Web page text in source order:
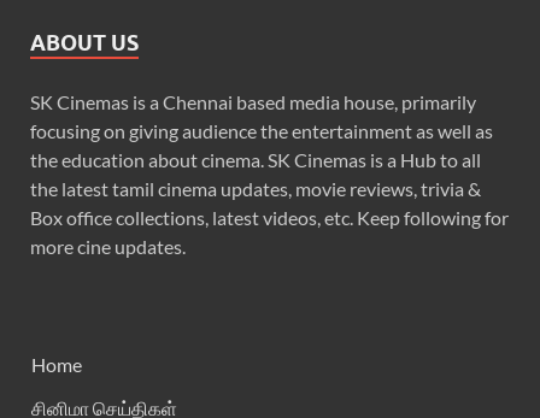
ABOUT US
SK Cinemas is a Chennai based media house, primarily
focusing on giving audience the entertainment as well as
the education about cinema. SK Cinemas is a Hub to all
the latest tamil cinema updates, movie reviews, trivia &
Box office collections, latest videos, etc. Keep following for
more cine updates.
Home
சினிமா செய்திகள்